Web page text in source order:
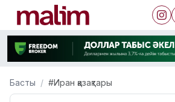
Басты #Иран қазақтары